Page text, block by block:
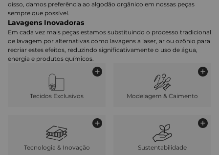
disso, damos preferência ao algodão orgânico em nossas peças
sempre que possível.
Lavagens Inovadoras
Em cada vez mais peças estamos substituindo o processo tradicional
de lavagem por alternativas como lavagens a laser, ar ou ozônio para
recriar estes efeitos, reduzindo significativamente o uso de água,
energia e produtos químicos.
Tecidos Exclusivos Modelagem & Caimento
Tecnologia & Inovação Sustentabilidade